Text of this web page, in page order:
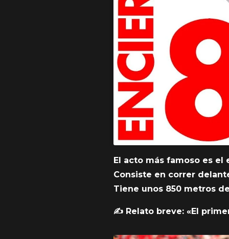
El acto más famoso es el
Consiste en correr
Tiene unos 850 metros
✍️ Relato breve: «El